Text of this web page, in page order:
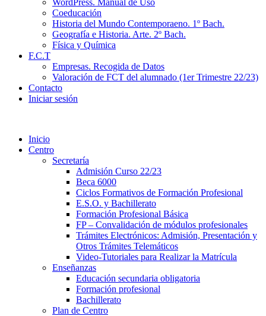
WordPress. Manual de Uso
Coeducación
Historia del Mundo Contemporaeno. 1º Bach.
Geografía e Historia. Arte. 2º Bach.
Física y Química
F.C.T
Empresas. Recogida de Datos
Valoración de FCT del alumnado (1er Trimestre 22/23)
Contacto
Iniciar sesión
Inicio
Centro
Secretaría
Admisión Curso 22/23
Beca 6000
Ciclos Formativos de Formación Profesional
E.S.O. y Bachillerato
Formación Profesional Básica
FP – Convalidación de módulos profesionales
Trámites Electrónicos: Admisión, Presentación y
Otros Trámites Telemáticos
Video-Tutoriales para Realizar la Matrícula
Enseñanzas
Educación secundaria obligatoria
Formación profesional
Bachillerato
Plan de Centro